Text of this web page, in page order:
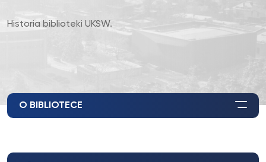
Historia biblioteki UKSW.
O BIBLIOTECE